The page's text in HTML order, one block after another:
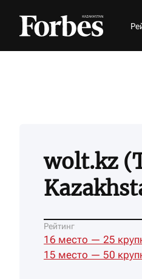
wolt.kz
Рейтинг
16 место — 25
15 место — 50